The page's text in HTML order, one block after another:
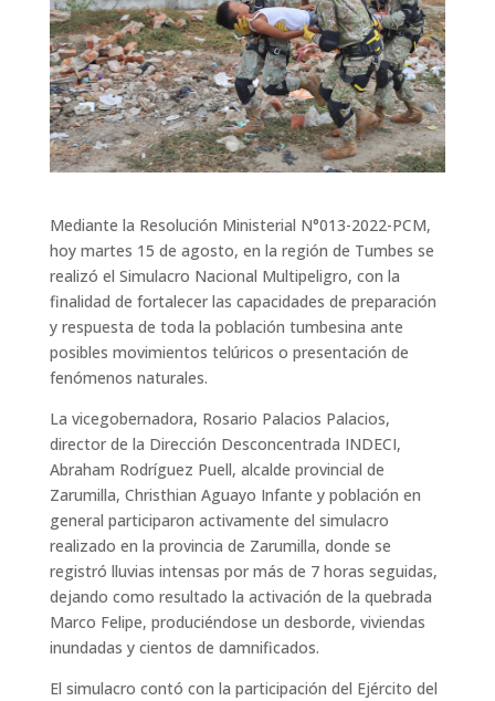
Mediante la Resolución Ministerial N°013-2022-PCM,
hoy martes 15 de agosto, en la región de Tumbes se
realizó el Simulacro Nacional Multipeligro, con la
finalidad de fortalecer las capacidades de preparación
y respuesta de toda la población tumbesina ante
posibles movimientos telúricos o presentación de
fenómenos naturales.
La vicegobernadora, Rosario Palacios Palacios,
director de la Dirección Desconcentrada INDECI,
Abraham Rodríguez Puell, alcalde provincial de
Zarumilla, Christhian Aguayo Infante y población en
general participaron activamente del simulacro
realizado en la provincia de Zarumilla, donde se
registró lluvias intensas por más de 7 horas seguidas,
dejando como resultado la activación de la quebrada
Marco Felipe, produciéndose un desborde, viviendas
inundadas y cientos de damnificados.
El simulacro contó con la participación del Ejército del